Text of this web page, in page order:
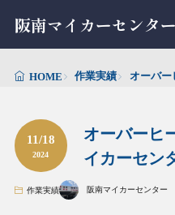
阪南マイカーセンター
HOME 作業実績 オーバー
11/18
2024
オーバーヒ
イカーセン
作業実績 阪南マイカーセンター